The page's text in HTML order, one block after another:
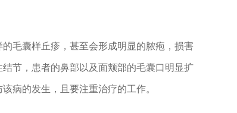
的毛囊样丘疹，甚至会形成明显的脓疱，损害
节，患者的鼻部以及面颊部的毛囊口明显扩
病的发生，且要注重治疗的工作。